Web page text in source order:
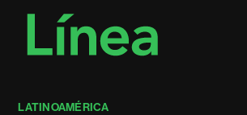
LATINOAMÉRICA